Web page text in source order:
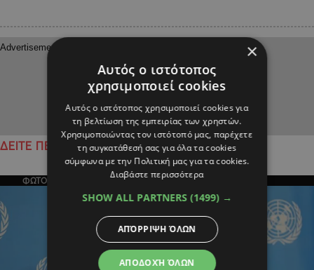
ΔΕΙΤΕ ΠΕΡΙΣΣΟΤΕΡΑ
ΦΩΤΟΓΡΑΦΙΑ ΤΗΣ ΗΜΕΡΑΣ
×
Αυτός ο ιστότοπος
χρησιμοποιεί cookies
Αυτός ο ιστότοπος χρησιμοποιεί cookies για
τη βελτίωση της εμπειρίας των χρηστών.
Χρησιμοποιώντας τον ιστότοπό μας, παρέχετε
τη συγκατάθεσή σας για όλα τα cookies
σύμφωνα με την Πολιτική μας για τα cookies.
Διαβάστε περισσότερα
SHOW ALL PARTNERS (1499) →
ΑΠΟΔΟΧΉ ΌΛΩΝ
ΑΠΌΡΡΙΨΗ ΌΛΩΝ